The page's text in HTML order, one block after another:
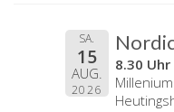
SA.
15
AUG.
2026
8.30 Uhr